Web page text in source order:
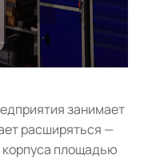
занимает
расширяться —
корпуса площадью